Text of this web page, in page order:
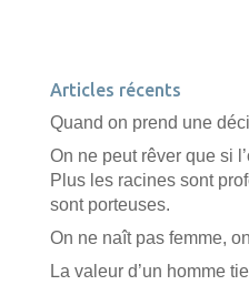
Articles récents
Quand on prend une
On ne peut rêver que si
Plus les racines sont
sont porteuses.
On ne naît pas femme,
La valeur d’un homme